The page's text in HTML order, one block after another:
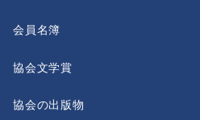
会員名簿
協会文学賞
協会の出版物